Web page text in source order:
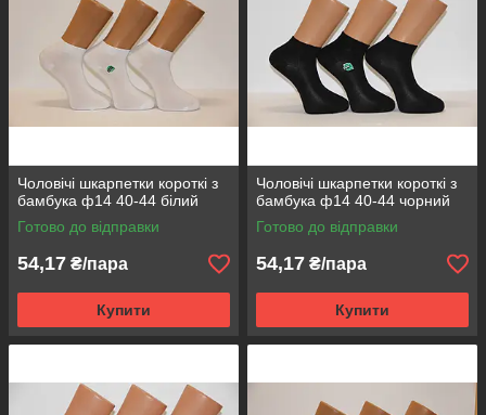
Чоловічі шкарпетки короткі з
бамбука ф14 40-44 білий
Готово до відправки
54,17 ₴/пара
Купити
Чоловічі шкарпетки короткі з
бамбука ф14 40-44 чорний
Готово до відправки
54,17 ₴/пара
Купити